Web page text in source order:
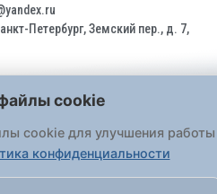
Петербург, Земский пер., д. 7,
и организаций, поступившие на
рассмотрены на основании
№ 59-ФЗ. Обращения
черезпортал «Госуслуги» (ЕПГУ)
cookie
cookie для улучшения работы
конфиденциальности